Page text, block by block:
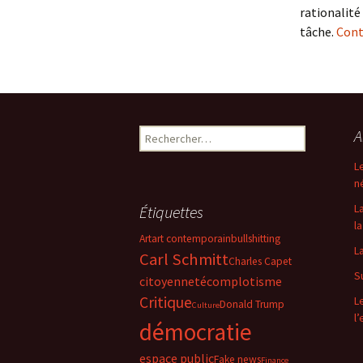
rationalité
tâche.
Rechercher :
Étiquettes
Artart contemporainbullshitting
Carl SchmittCharles Capet
citoyennetécomplotisme
CritiqueCultureDonald Trump
démocratie
espace publicFake newsFinance